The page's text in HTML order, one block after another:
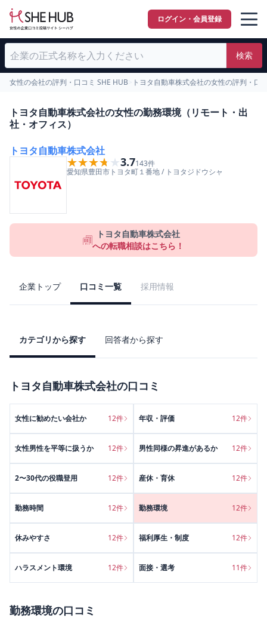
ログイン・会員登録
検索
女性の会社の評判・口コミ SHE HUB トヨタ自動車株式会社の女性の評判・口
トヨタ自動車株式会社の女性の勤務環境（リモート・出
社・オフィス）
トヨタ自動車株式会社
★★★★★
★★★★★3.7143件
愛知県豊田市 トヨタ町１番地/ トヨタジドウシャ
トヨタ自動車株式会社
への転職相談はこちら！
企業トップ 口コミ一覧 採用情報
カテゴリから探す 回答者から探す
トヨタ自動車株式会社の口コミ
女性に勧めたい会社か 12件 年収・評価 12件
女性男性を平等に扱うか 12件 男性同様の昇進があるか 12件
2〜30代の役職登用 12件 産休・育休 12件
勤務時間 12件 勤務環境 12件
休みやすさ 12件 福利厚生・制度 12件
ハラスメント環境 12件 面接・選考 11件
勤務環境の口コミ